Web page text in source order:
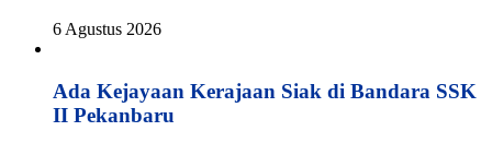
6 Agustus 2026
Ada Kejayaan Kerajaan Siak di Bandara SSK
II Pekanbaru